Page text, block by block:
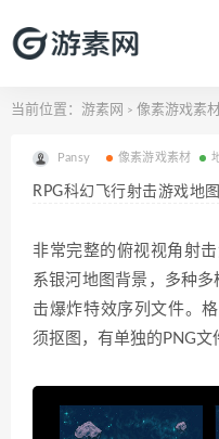
当前位置： 游素网 > 像素游戏素
Pansy 像素游戏素材
RPG科幻飞行射击游戏地
非常完整的俯视视角射
系银河地图背景，多种
击爆炸特效序列文件。
须抠图，有单独的PNG文